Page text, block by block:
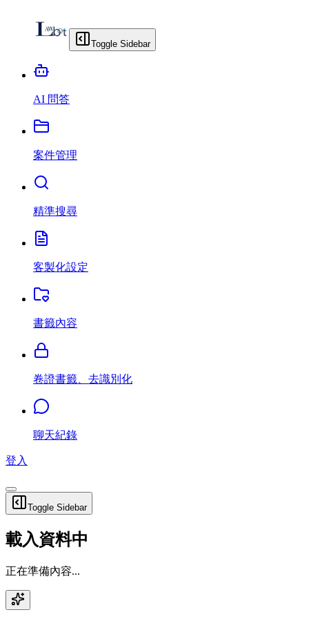
Toggle Sidebar
AI 問答
案件管理
精準搜尋
客製化設定
書籤內容
卷證書籤、去識別化
聊天紀錄
登入
Toggle Sidebar
載入資料中
正在準備內容...